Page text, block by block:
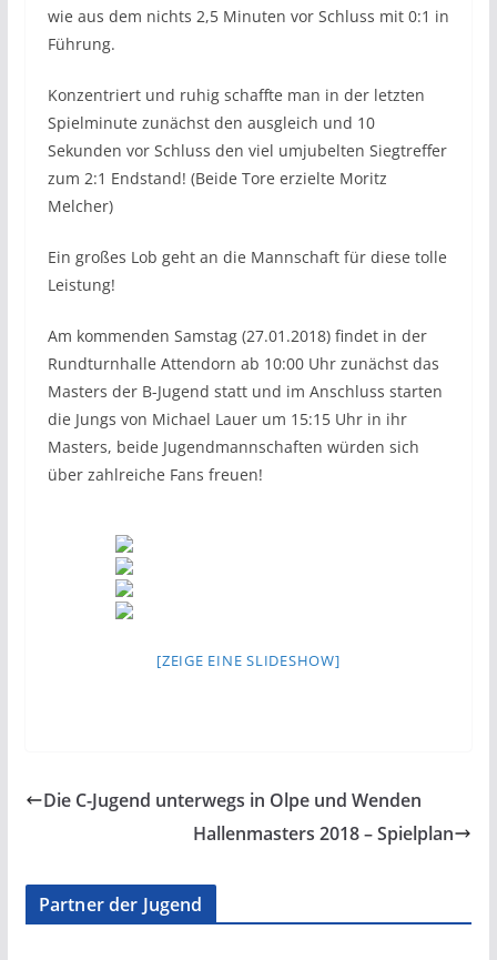
wie aus dem nichts 2,5 Minuten vor Schluss mit 0:1 in
Führung.
Konzentriert und ruhig schaffte man in der letzten
Spielminute zunächst den ausgleich und 10
Sekunden vor Schluss den viel umjubelten Siegtreffer
zum 2:1 Endstand! (Beide Tore erzielte Moritz
Melcher)
Ein großes Lob geht an die Mannschaft für diese tolle
Leistung!
Am kommenden Samstag (27.01.2018) findet in der
Rundturnhalle Attendorn ab 10:00 Uhr zunächst das
Masters der B-Jugend statt und im Anschluss starten
die Jungs von Michael Lauer um 15:15 Uhr in ihr
Masters, beide Jugendmannschaften würden sich
über zahlreiche Fans freuen!
[ZEIGE EINE SLIDESHOW]
Die C-Jugend unterwegs in Olpe und Wenden
Hallenmasters 2018 – Spielplan
Partner der Jugend